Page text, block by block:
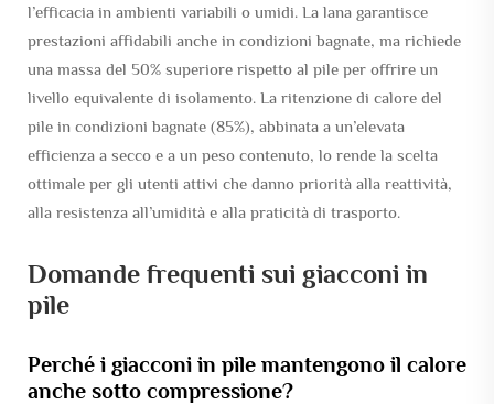
l’efficacia in ambienti variabili o umidi. La lana garantisce
prestazioni affidabili anche in condizioni bagnate, ma richiede
una massa del 50% superiore rispetto al pile per offrire un
livello equivalente di isolamento. La ritenzione di calore del
pile in condizioni bagnate (85%), abbinata a un’elevata
efficienza a secco e a un peso contenuto, lo rende la scelta
ottimale per gli utenti attivi che danno priorità alla reattività,
alla resistenza all’umidità e alla praticità di trasporto.
Domande frequenti sui giacconi in
pile
Perché i giacconi in pile mantengono il calore
anche sotto compressione?